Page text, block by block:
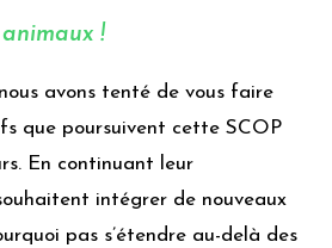
!
avons tenté de vous faire
que poursuivent cette SCOP
En continuant leur
intégrer de nouveaux
pas s’étendre au-delà des